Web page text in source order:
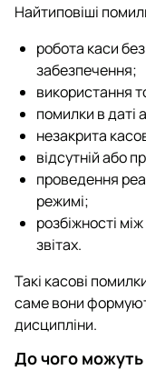
Найтиповіші
робота каси
забезпечення;
використання
помилки в даті
незакрита
відсутній або
проведення
режимі;
розбіжності
звітах.
Такі касові
саме вони
дисципліни.
До чого можуть